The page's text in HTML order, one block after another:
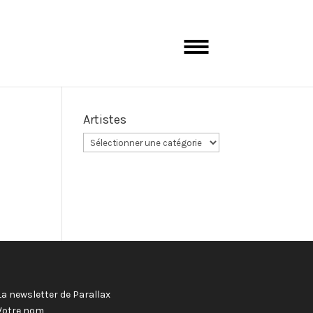
Artistes
newsletter de Parallax
nom